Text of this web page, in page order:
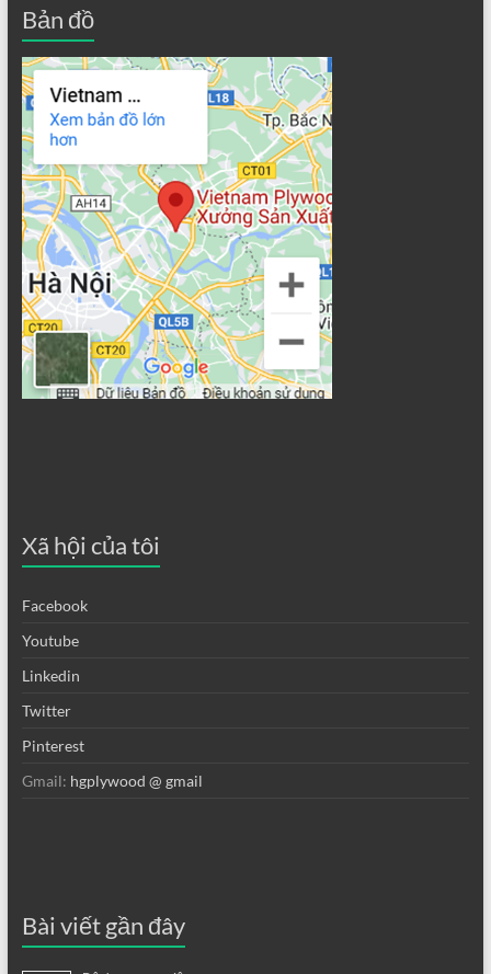
Bản đồ
Xã hội của tôi
Facebook
Youtube
Linkedin
Twitter
Pinterest
Gmail: hgplywood @ gmail
Bài viết gần đây